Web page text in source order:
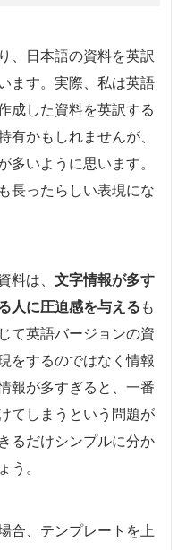
、日本語の資料を英訳
ます。実際、私は英語
成した資料を英訳する
有かもしれませんが、
多いように思います。
長ったらしい表現にな
料は、 文字情報が多す
人に圧迫感を与える も
て英語バージョンの資
をするのではなく情報
報が多すぎると、一番
てしまうという問題が
るだけシンプルに分か
う。
合、テンプレートを上